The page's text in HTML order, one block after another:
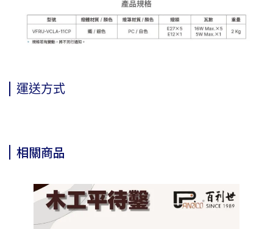
運送方式
相關商品